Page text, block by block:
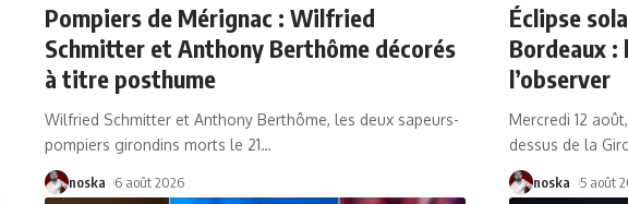
Pompiers de Mérignac : Wilfried
Schmitter et Anthony Berthôme décorés
à titre posthume
Wilfried Schmitter et Anthony Berthôme, les deux sapeurs-
pompiers girondins morts le 21…
noska 6 août 2026
Éclipse
Bordeaux
l’observer
Mercredi 12
dessus de la
noska 5 août